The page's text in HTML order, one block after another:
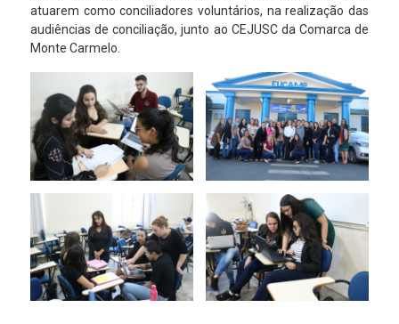
atuarem como conciliadores voluntários, na realização das
audiências de conciliação, junto ao CEJUSC da Comarca de
Monte Carmelo.